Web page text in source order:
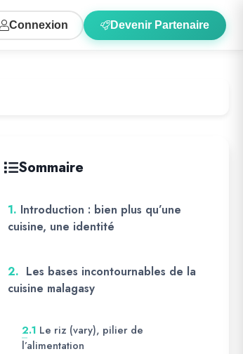
Connexion Devenir Partenaire
Sommaire
1. Introduction : bien plus qu’une
cuisine, une identité
2. Les bases incontournables de la
cuisine malagasy
2.1 Le riz (vary), pilier de
l’alimentation